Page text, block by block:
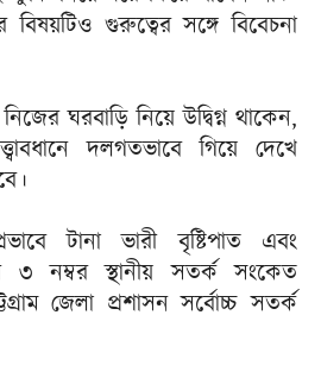
গুরুত্বের সঙ্গে বিবেচনা
ঘরবাড়ি নিয়ে উদ্বিগ্ন থাকেন,
দলগতভাবে গিয়ে দেখে
টানা ভারী বৃষ্টিপাত এবং
৩ নম্বর স্থানীয় সতর্ক সংকেত
জেলা প্রশাসন সর্বোচ্চ সতর্ক